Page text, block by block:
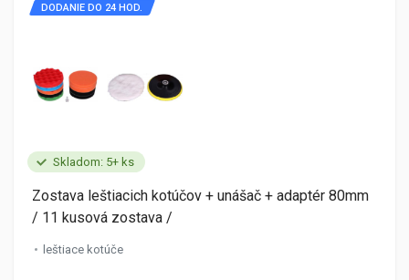
Skladom: 5+ ks
DODANIE DO 24 HOD.
Zostava leštiacich kotúčov + unášač + adaptér 80mm
/ 11 kusová zostava /
leštiace kotúče